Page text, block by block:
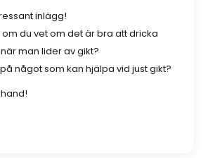
inlägg!
du vet om det är bra att dricka
man lider av gikt?
något som kan hjälpa vid just gikt?